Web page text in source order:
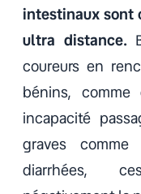
intestinaux sont
ultra distance.
coureurs en
bénins,
incapacité
graves
diarrhées,